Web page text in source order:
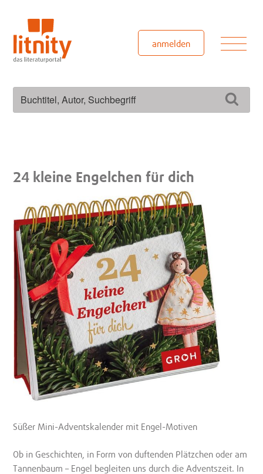
springen
anmelden
24 kleine Engelchen für dich
Süßer Mini-Adventskalender mit Engel-Motiven
Ob in Geschichten, in Form von duftenden Plätzchen oder am
Tannenbaum – Engel begleiten uns durch die Adventszeit. In